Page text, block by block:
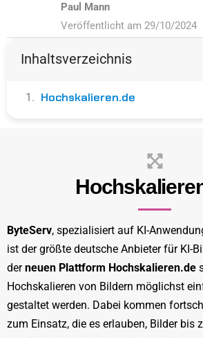
Paul Mann
Veröffentlicht am 29/10/2024
Inhaltsverzeichnis
Hochskalieren.de
ByteServ, spezialisiert auf KI-
ist der größte deutsche Anbieter für KI-
derneuen Plattform Hochskalieren.de
Hochskalieren von Bildern möglichst
gestaltet werden. Dabei kommen
zum Einsatz, die es erlauben, Bilder bis